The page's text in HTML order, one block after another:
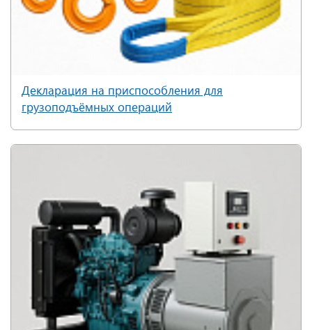
Декларация на приспособления для
грузоподъёмных операций